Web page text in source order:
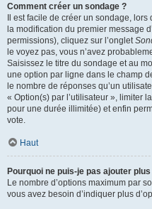
Comment créer un sondage ?
Il est facile de créer un sondage,
la modification du premier message
permissions), cliquez sur l’onglet
le voyez pas, vous n’avez
Saisissez le titre du sondage et au
une option par ligne dans le champ
le nombre de réponses qu’un
« Option(s) par l’utilisateur », limiter
pour une durée illimitée) et enfin
vote.
Haut
Pourquoi ne puis-je pas ajouter
Le nombre d’options maximum par
vous avez besoin d’indiquer plus